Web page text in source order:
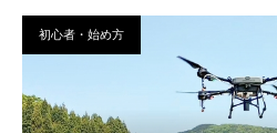
初心者・始め方